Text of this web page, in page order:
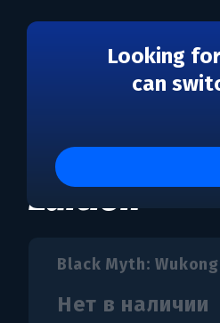
Looking
can
Black
Edition
Black Myth: Wukong
Нет в наличии